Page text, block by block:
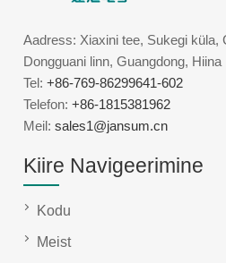
Aadress: Xiaxini tee, Sukegi küla,
Dongguani linn, Guangdong, Hiina
Tel:+86-769-86299641-602
Telefon:+86-1815381962
Meil:sales1@jansum.cn
Kiire Navigeerimine
Kodu
Meist